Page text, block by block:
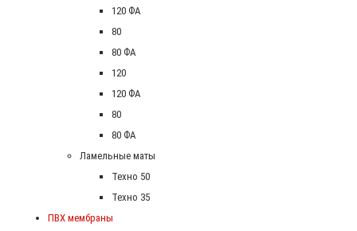
120 ФА
80
80 ФА
120
120 ФА
80
80 ФА
Ламельные маты
Техно 50
Техно 35
ПВХ мембраны